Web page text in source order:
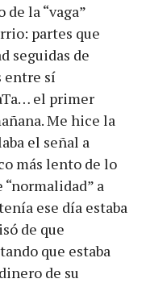
la “vaga”
partes que
seguidas de
entre sí
el primer
Me hice la
el señal a
más lento de lo
“normalidad” a
ese día estaba
de que
que estaba
de su